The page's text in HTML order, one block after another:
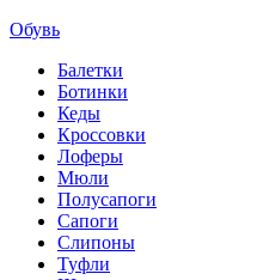
Обувь
Балетки
Ботинки
Кеды
Кроссовки
Лоферы
Мюли
Полусапоги
Сапоги
Слипоны
Туфли